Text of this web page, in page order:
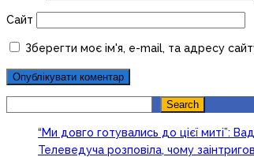
Сайт
Зберегти моє ім'я, e-mail, та адресу
Search
“Ми довго готувались до цієї миті”:
Телеведуча розповіла, чому